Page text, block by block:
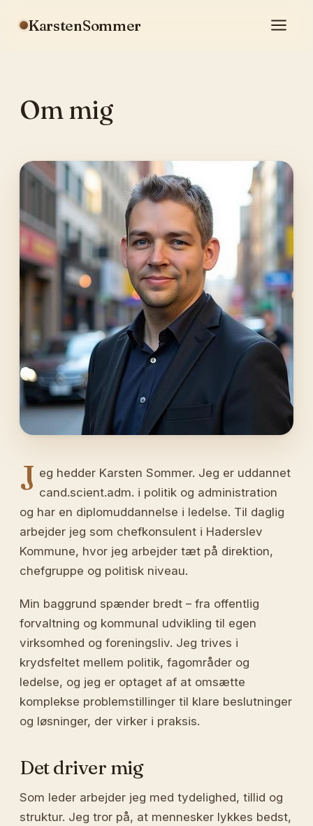
KarstenSommer
Om mig
J eg hedder Karsten Sommer. Jeg er uddannet
cand.scient.adm. i politik og administration
og har en diplomuddannelse i ledelse. Til daglig
arbejder jeg som chefkonsulent i Haderslev
Kommune, hvor jeg arbejder tæt på direktion,
chefgruppe og politisk niveau.
Min baggrund spænder bredt – fra offentlig
forvaltning og kommunal udvikling til egen
virksomhed og foreningsliv. Jeg trives i
krydsfeltet mellem politik, fagområder og
ledelse, og jeg er optaget af at omsætte
komplekse problemstillinger til klare beslutninger
og løsninger, der virker i praksis.
Det driver mig
Som leder arbejder jeg med tydelighed, tillid og
struktur. Jeg tror på, at mennesker lykkes bedst,